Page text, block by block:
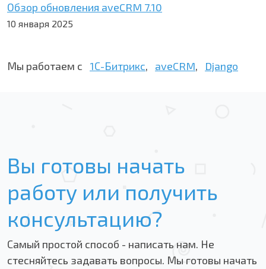
Обзор обновления aveCRM 7.10
10 января 2025
Мы работаем с 1С-Битрикс, aveCRM, Django
Вы готовы начать
работу или получить
консультацию?
Самый простой способ - написать нам. Не
стесняйтесь задавать вопросы. Мы готовы начать